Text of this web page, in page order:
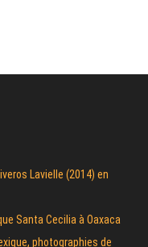
Lavielle (2014) en
Santa Cecilia à Oaxaca
photographies de